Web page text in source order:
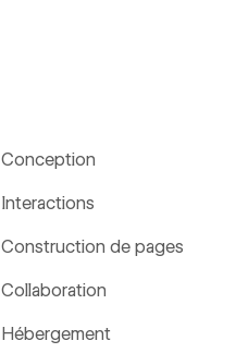
Conception
Interactions
Construction de pages
Collaboration
Hébergement